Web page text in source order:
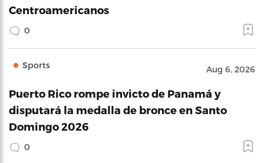
Centroamericanos
0
Sports Aug 6, 2026
Puerto Rico rompe invicto de Panamá y
disputará la medalla de bronce en Santo
Domingo 2026
0